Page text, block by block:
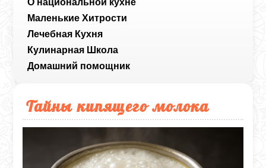
О национальной кухне
Маленькие Хитрости
Лечебная Кухня
Кулинарная Школа
Домашний помощник
Тайны кипящего молока